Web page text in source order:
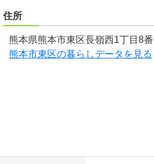
住所
熊本県熊本市東区長嶺西1丁目8
熊本市東区の暮らしデータを見る